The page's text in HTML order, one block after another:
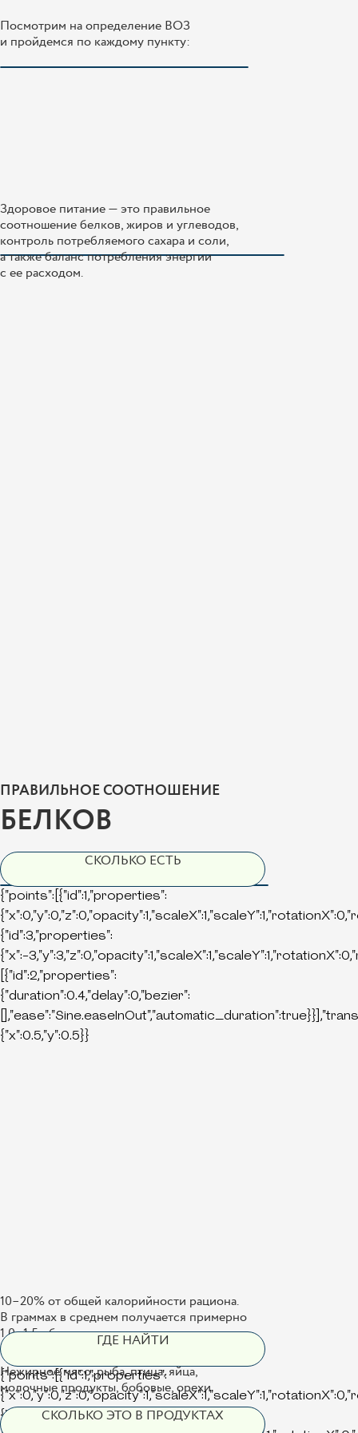
Посмотрим на определение ВОЗ
и пройдемся по каждому пункту:
Здоровое питание — это правильное
соотношение белков, жиров и углеводов,
контроль потребляемого сахара и соли,
а также баланс потребления энергии
с ее расходом.
ПРАВИЛЬНОЕ СООТНОШЕНИЕ
БЕЛКОВ
СКОЛЬКО ЕСТЬ
{"points":[{"id":1,"properties":
{"id":3,"properties":
{"x":-
[{"id":2,"properties":
{"duration":0.4,"delay":0,"bezier":
{"x":0.5,"y":0.5}}
10–20% от общей калорийности рациона.
В граммах в среднем получается примерно
1,0–1,5 г белка на килограмм массы тела.
ГДЕ НАЙТИ
{"points":[{"id":1,"properties":
{"id":3,"properties":
Нежирное мясо, рыба, птица, яйца,
молочные продукты, бобовые, орехи.
СКОЛЬКО ЭТО В ПРОДУКТАХ